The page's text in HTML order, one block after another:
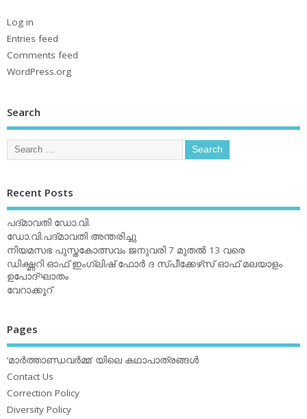
Log in
Entries feed
Comments feed
WordPress.org
Search
Recent Posts
പദ്മാവതി ഡോ.വി.
ഡോ.വി.പദ്മാവതി അന്തരിച്ചു
നിയമസഭ പുസ്തകോത്സവം ജനുവരി 7 മുതല്‍ 13 വരെ
ഡിക്ഷ്ണറി ഓഫ് ഇംഗ്ലിഷ് ഫോര്‍ ദ സ്പീക്കേഴ്‌സ് ഓഫ് മലയാളം
ഉപോദ്ഘാതം
വേറാക്കൂറ്
Pages
‘മാര്‍ത്താണ്ഡവര്‍മ്മ’ യിലെ കഥാപാത്രങ്ങള്‍
Contact Us
Correction Policy
Diversity Policy